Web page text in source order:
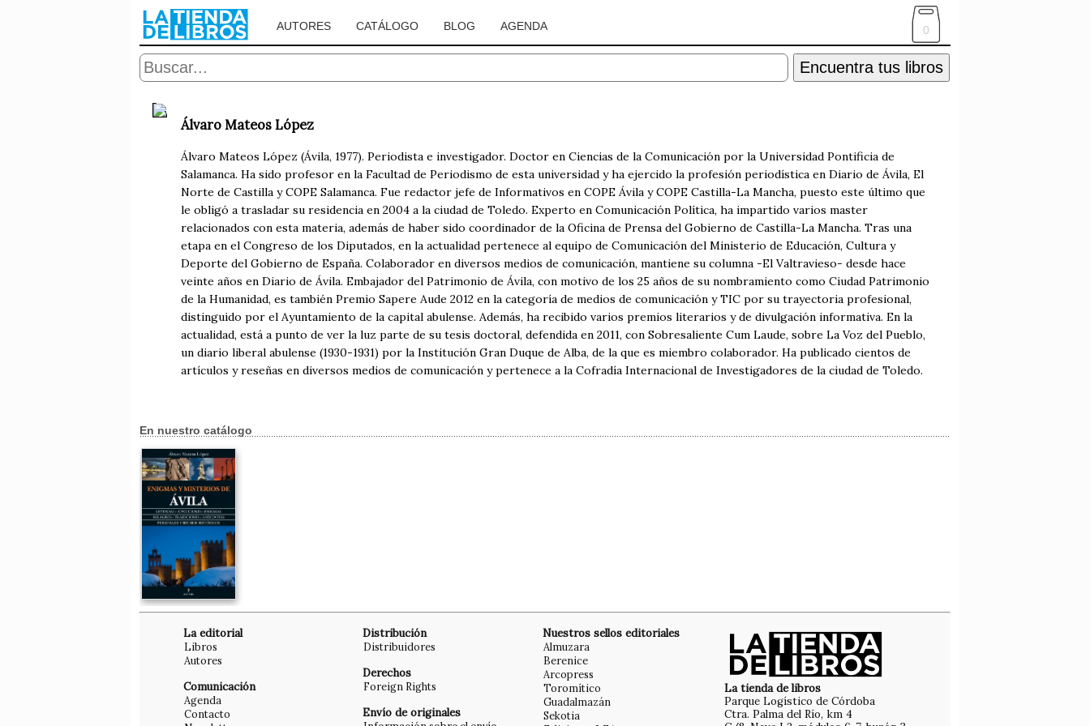
AUTORES CATÁLOGO BLOG AGENDA 0
Encuentra tus libros
Álvaro Mateos López
Álvaro Mateos López (Ávila, 1977). Periodista e investigador. Doctor en Ciencias de la Comunicación por la Universidad Pontificia de
Salamanca. Ha sido profesor en la Facultad de Periodismo de esta universidad y ha ejercido la profesión periodística en Diario de Ávila, El
Norte de Castilla y COPE Salamanca. Fue redactor jefe de Informativos en COPE Ávila y COPE Castilla-La Mancha, puesto este último que
le obligó a trasladar su residencia en 2004 a la ciudad de Toledo. Experto en Comunicación Política, ha impartido varios master
relacionados con esta materia, además de haber sido coordinador de la Oficina de Prensa del Gobierno de Castilla-La Mancha. Tras una
etapa en el Congreso de los Diputados, en la actualidad pertenece al equipo de Comunicación del Ministerio de Educación, Cultura y
Deporte del Gobierno de España. Colaborador en diversos medios de comunicación, mantiene su columna -El Valtravieso- desde hace
veinte años en Diario de Ávila. Embajador del Patrimonio de Ávila, con motivo de los 25 años de su nombramiento como Ciudad Patrimonio
de la Humanidad, es también Premio Sapere Aude 2012 en la categoría de medios de comunicación y TIC por su trayectoria profesional,
distinguido por el Ayuntamiento de la capital abulense. Además, ha recibido varios premios literarios y de divulgación informativa. En la
actualidad, está a punto de ver la luz parte de su tesis doctoral, defendida en 2011, con Sobresaliente Cum Laude, sobre La Voz del Pueblo,
un diario liberal abulense (1930-1931) por la Institución Gran Duque de Alba, de la que es miembro colaborador. Ha publicado cientos de
artículos y reseñas en diversos medios de comunicación y pertenece a la Cofradía Internacional de Investigadores de la ciudad de Toledo.
En nuestro catálogo
La editorial
Libros
Autores
Comunicación
Agenda
Contacto
Distribución
Distribuidores
Derechos
Foreign Rights
Envío de originales
Nuestros sellos editoriales
Almuzara
Berenice
Arcopress
Toromítico
Guadalmazán
Sekotia
La tienda de libros
Parque Logístico de Córdoba
Ctra. Palma del Río, km 4